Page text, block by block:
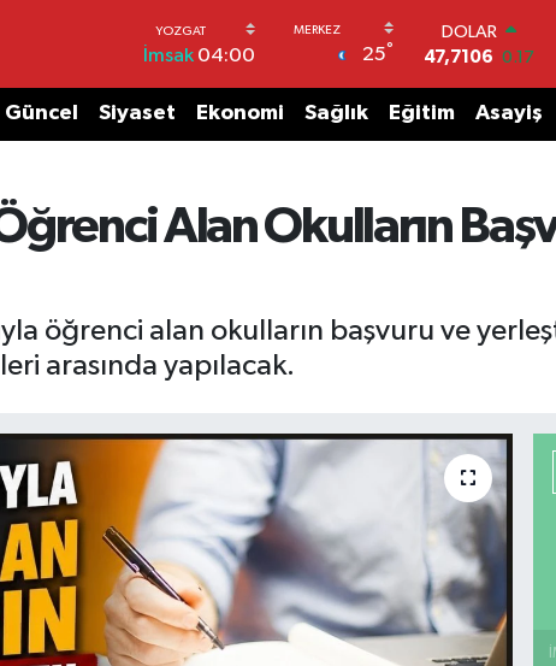
İmsak04:00 25°
DOLAR
47,7106 0.17
55,1652 0.27
6648.99
BİST100
Güncel Siyaset Ekonomi Sağlık Eğitim Asayiş
Alan Okulların
öğrenci alan okulların başvuru ve
arasında yapılacak.